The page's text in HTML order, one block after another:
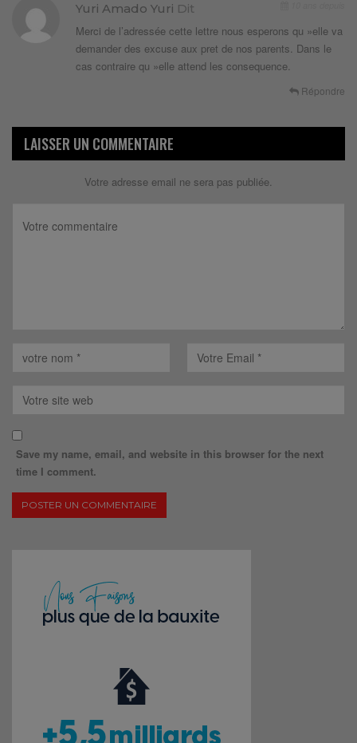
Yuri Amado Yuri Dit
Merci de l’adressée cette lettre nous esperons qu »elle va
demander des excuse aux pret de nos parents. Dans le
cas contraire qu »elle attend les consequence.
Répondre
LAISSER UN COMMENTAIRE
Votre adresse email ne sera pas publiée.
Save my name, email, and website in this browser for the next
time I comment.